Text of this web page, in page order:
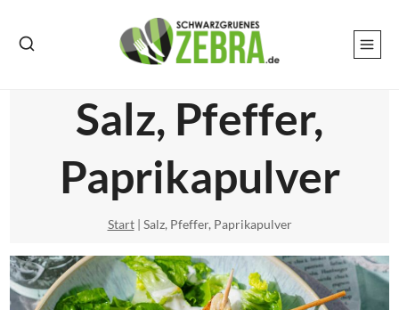
Inhalt
Salz, Pfeffer,
Paprikapulver
Start| Salz, Pfeffer, Paprikapulver